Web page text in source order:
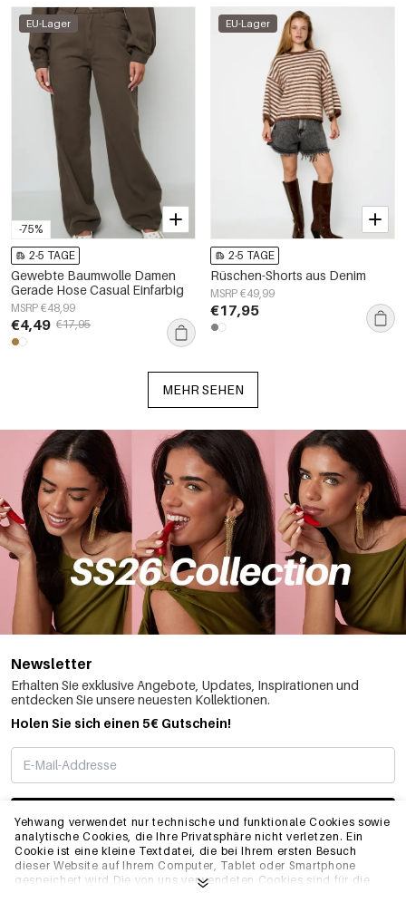
Yehwang verwendet nur technische und funktionale Cookies sowie
analytische Cookies, die Ihre Privatsphäre nicht verletzen. Ein
Cookie ist eine kleine Textdatei, die bei Ihrem ersten Besuch
dieser Website auf Ihrem Computer, Tablet oder Smartphone
gespeichert wird.Die von uns verwendeten Cookies sind für die
-75%
EU-Lager
2-5 TAGE
Gewebte Baumwolle Damen
Gerade Hose Casual Einfarbig
MSRP €48,99
€4,49 €17,95
EU-Lager
2-5 TAGE
Rüschen-Shorts aus Denim
MSRP €49,99
€17,95
MEHR SEHEN
Newsletter
Erhalten Sie exklusive Angebote, Updates, Inspirationen und
entdecken Sie unsere neuesten Kollektionen.
Holen Sie sich einen 5€ Gutschein!
ABONNIEREN
INFO